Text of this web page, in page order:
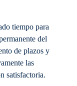
tiempo para
del
de plazos y
las
satisfactoria.